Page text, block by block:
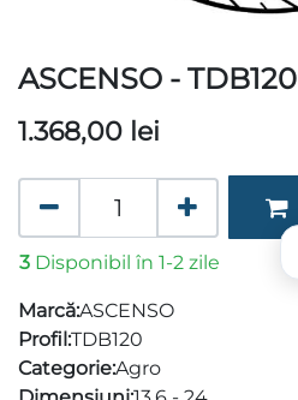
ASCENSO - TDB120
1.368,00 lei
3 Disponibil în 1-2 zile
Marcă:ASCENSO
Profil:TDB120
Categorie:Agro